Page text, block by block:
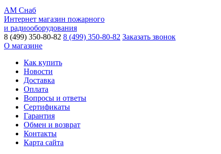
АМ Снаб
Интернет магазин пожарного
и радиооборудования
8 (499) 350-80-82 8 (499) 350-80-82 Заказать звонок
О магазине
Как купить
Новости
Доставка
Оплата
Вопросы и ответы
Сертификаты
Гарантия
Обмен и возврат
Контакты
Карта сайта